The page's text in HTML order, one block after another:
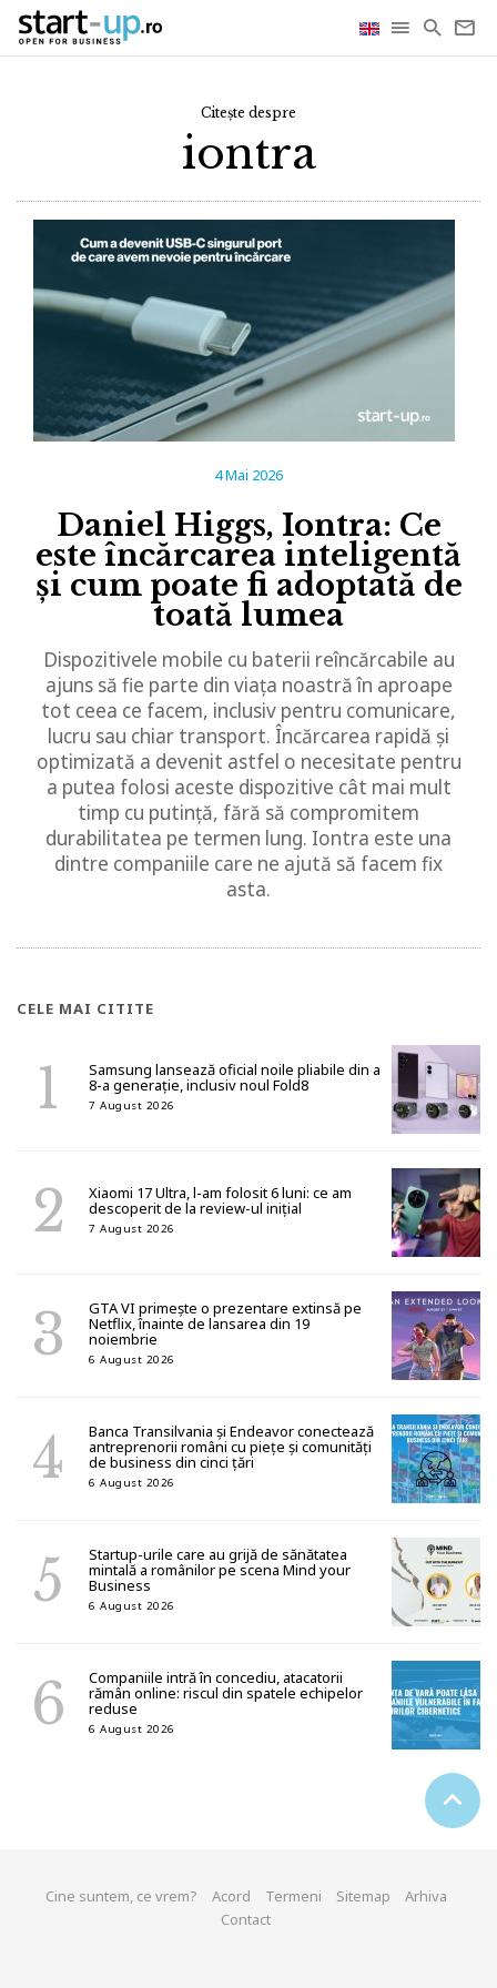
Citește despre
iontra
4 Mai 2026
Daniel Higgs, Iontra: Ce
este încărcarea inteligentă
și cum poate fi adoptată de
toată lumea
Dispozitivele mobile cu baterii reîncărcabile au
ajuns să fie parte din viața noastră în aproape
tot ceea ce facem, inclusiv pentru comunicare,
lucru sau chiar transport. Încărcarea rapidă și
optimizată a devenit astfel o necesitate pentru
a putea folosi aceste dispozitive cât mai mult
timp cu putință, fără să compromitem
durabilitatea pe termen lung. Iontra este una
dintre companiile care ne ajută să facem fix
asta.
CELE MAI CITITE
Samsung lansează oficial noile pliabile din a
8-a generație, inclusiv noul Fold8
7 August 2026
Xiaomi 17 Ultra, l-am folosit 6 luni: ce am
descoperit de la review-ul inițial
7 August 2026
GTA VI primește o prezentare extinsă pe
Netflix, înainte de lansarea din 19
noiembrie
6 August 2026
Banca Transilvania și Endeavor conectează
antreprenorii români cu piețe și comunități
de business din cinci țări
6 August 2026
Startup-urile care au grijă de sănătatea
mintală a românilor pe scena Mind your
Business
6 August 2026
Companiile intră în concediu, atacatorii
rămân online: riscul din spatele echipelor
reduse
6 August 2026
Cine suntem, ce vrem? Acord Termeni Sitemap
Arhiva
Contact